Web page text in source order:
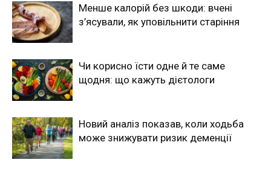
Менше калорій без шкоди: вчені
з’ясували, як уповільнити старіння
Чи корисно їсти одне й те саме
щодня: що кажуть дієтологи
Новий аналіз показав, коли ходьба
може знижувати ризик деменції